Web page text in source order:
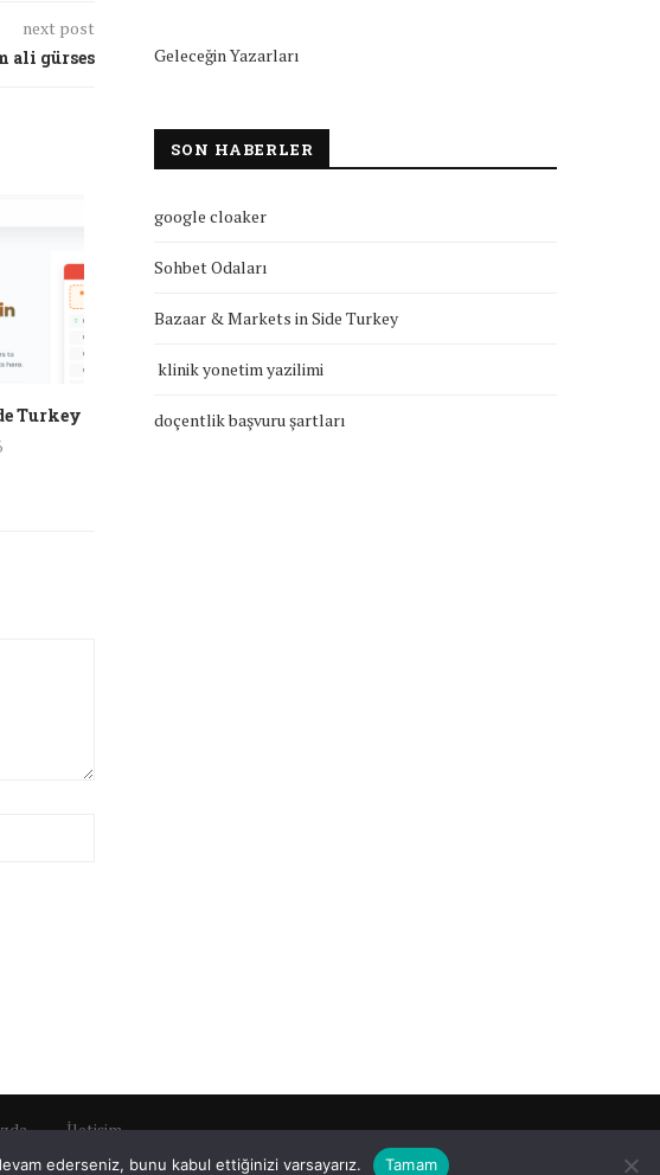
next post
ali gürses
Turkey klinik yonetim yazilimi
Geleceğin Yazarları
SON HABERLER
google cloaker
Sohbet Odaları
Bazaar & Markets in Side Turkey
klinik yonetim yazilimi
doçentlik başvuru şartları
İletişim
ederseniz, bunu kabul ettiğinizi varsayarız. Tamam